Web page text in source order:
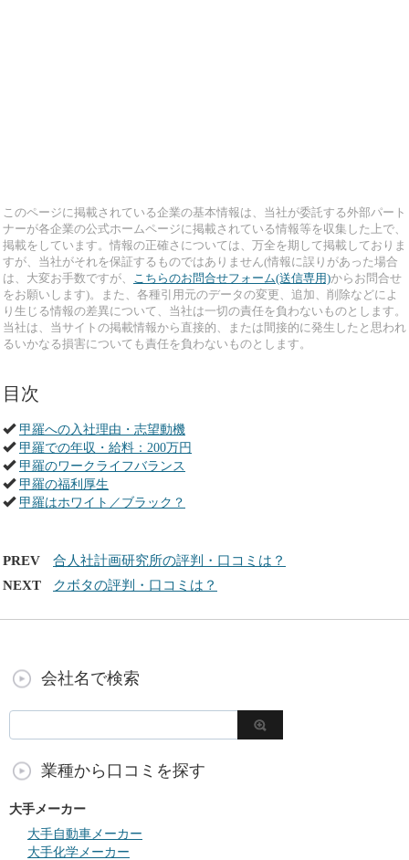
このページに掲載されている企業の基本情報は、当社が委託する外部パート
ナーが各企業の公式ホームページに掲載されている情報等を収集した上で、
掲載をしています。情報の正確さについては、万全を期して掲載しておりま
すが、当社がそれを保証するものではありません(情報に誤りがあった場合
は、大変お手数ですが、
こちらのお問合せフォーム(送信専用)からお問合せ
をお願いします)。また、各種引用元のデータの変更、追加、削除などによ
り生じる情報の差異について、当社は一切の責任を負わないものとします。
当社は、当サイトの掲載情報から直接的、または間接的に発生したと思われ
るいかなる損害についても責任を負わないものとします。
目次
甲羅への入社理由・志望動機
甲羅での年収・給料：200万円
甲羅のワークライフバランス
甲羅の福利厚生
甲羅はホワイト／ブラック？
PREV
合人社計画研究所の評判・口コミは？
NEXT
クボタの評判・口コミは？
会社名で検索
業種から口コミを探す
大手メーカー
大手自動車メーカー
大手化学メーカー